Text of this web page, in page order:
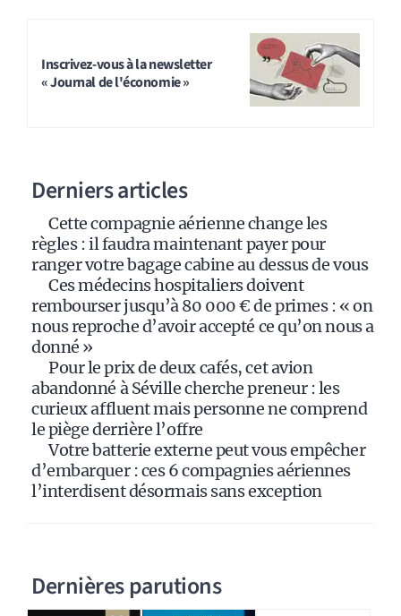
Inscrivez-vous à la newsletter
« Journal de l'économie »
Derniers articles
Cette compagnie aérienne change les
règles : il faudra maintenant payer pour
ranger votre bagage cabine au dessus de vous
Ces médecins hospitaliers doivent
rembourser jusqu’à 80 000 € de primes : « on
nous reproche d’avoir accepté ce qu’on nous a
donné »
Pour le prix de deux cafés, cet avion
abandonné à Séville cherche preneur : les
curieux affluent mais personne ne comprend
le piège derrière l’offre
Votre batterie externe peut vous empêcher
d’embarquer : ces 6 compagnies aériennes
l’interdisent désormais sans exception
Dernières parutions